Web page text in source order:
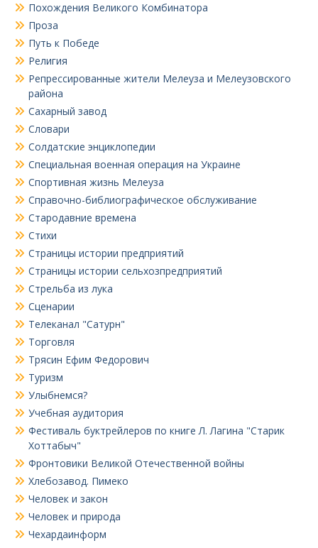
Похождения Великого Комбинатора
Проза
Путь к Победе
Религия
Репрессированные жители Мелеуза и Мелеузовского
района
Сахарный завод
Словари
Солдатские энциклопедии
Специальная военная операция на Украине
Спортивная жизнь Мелеуза
Справочно-библиографическое обслуживание
Стародавние времена
Стихи
Страницы истории предприятий
Страницы истории сельхозпредприятий
Стрельба из лука
Сценарии
Телеканал "Сатурн"
Торговля
Трясин Ефим Федорович
Туризм
Улыбнемся?
Учебная аудитория
Фестиваль буктрейлеров по книге Л. Лагина "Старик
Хоттабыч"
Фронтовики Великой Отечественной войны
Хлебозавод. Пимеко
Человек и закон
Человек и природа
Чехардаинформ